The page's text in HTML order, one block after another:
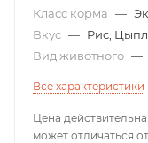
Класс корма —
Вкус — Рис,
Вид животного —
Все характеристики
Цена
может отличаться